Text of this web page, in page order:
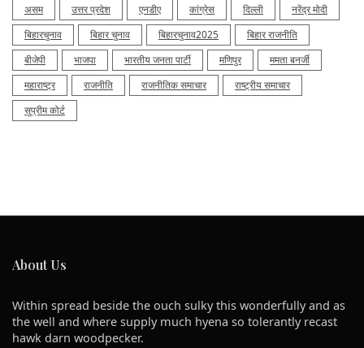
असम उत्तर प्रदेश एनडीए कांग्रेस दिल्ली
नरेंद्र मोदी
बिहारचुनाव
बिहार चुनाव बिहारचुनाव2025
बिहार राजनीति
बीजेपी
भाजपा भारतीय जनता पार्टी मणिपुर
ममता बनर्जी
महाराष्ट्र
राजनीति राजनीतिक समाचार
राष्ट्रीय समाचार
सुप्रीम कोर्ट
About Us
Within spread beside the ouch sulky this wonderfully and as
the well and where supply much hyena so tolerantly recast
hawk darn woodpecker.